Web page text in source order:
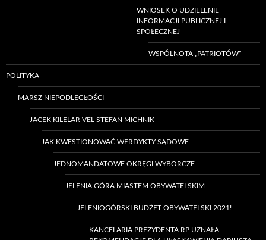
WNIOSEK O UDZIELENIE
INFORMACJI PUBLICZNEJ I
SPOŁECZNEJ
WSPÓLNOTA „PATRIOTÓW”
POLITYKA
MARSZ NIEPODLEGŁOŚCI
JACEK KILELAR VEL STEFAN MICHNIK
JAK KWESTIONOWAĆ WERDYKTY SĄDOWE
JEDNOMANDATOWE OKRĘGI WYBORCZE
JELENIA GÓRA MIASTEM OBYWATELSKIM
JELENIOGÓRSKI BUDŻET OBYWATELSKI 2021!
KANCELARIA PREZYDENTA RP UZNAŁA